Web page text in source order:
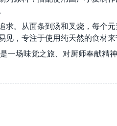
求。从面条到汤和叉烧，每个
，专注于使用纯天然的食材来
一场味觉之旅、对厨师奉献精